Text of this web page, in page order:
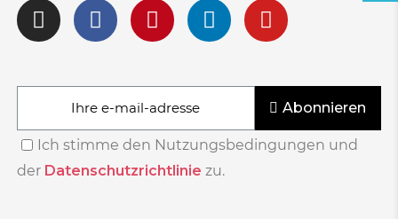
Abonnieren
Ich stimme den Nutzungsbedingungen und
der Datenschutzrichtlinie zu.